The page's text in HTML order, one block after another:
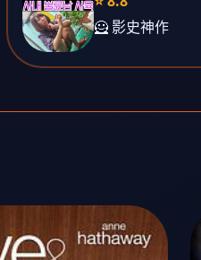
🦸 影史神作